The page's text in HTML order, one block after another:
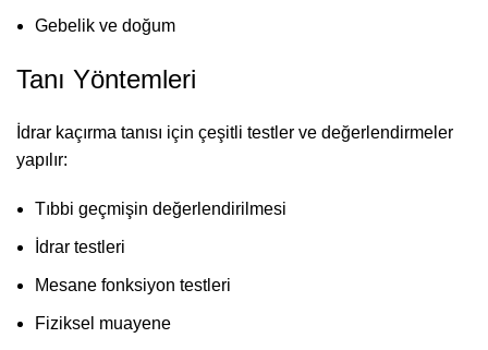
Gebelik ve doğum
Tanı Yöntemleri
İdrar kaçırma tanısı için çeşitli testler ve değerlendirmeler
yapılır:
Tıbbi geçmişin değerlendirilmesi
İdrar testleri
Mesane fonksiyon testleri
Fiziksel muayene